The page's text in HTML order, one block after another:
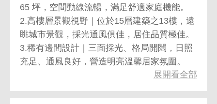
65 坪，空間動線流暢，滿足舒適家庭機能。
2.高樓層景觀視野｜位於15層建築之13樓，遠
眺城市景觀，採光通風俱佳，居住品質極佳。
3.稀有邊間設計｜三面採光、格局開闊，日照
充足、通風良好，營造明亮溫馨居家氛圍。
4.完善管理機制｜附機械式車位與全天候管理
服務，兼顧安全與生活便利性。
展開看全部